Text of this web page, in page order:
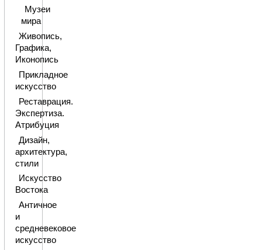
Музеи
мира
Живопись,
Графика,
Иконопись
Прикладное
искусство
Реставрация.
Экспертиза.
Атрибуция
Дизайн,
архитектура,
стили
Искусство
Востока
Античное
и
средневековое
искусство